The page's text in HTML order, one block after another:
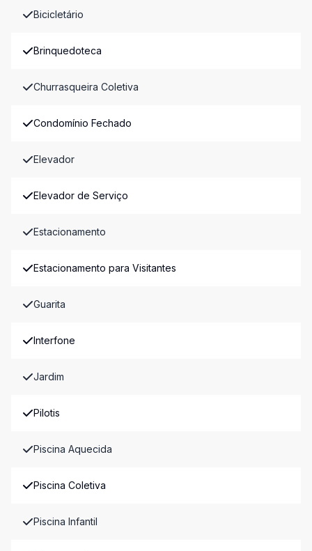
Bicicletário
Brinquedoteca
Churrasqueira Coletiva
Condomínio Fechado
Elevador
Elevador de Serviço
Estacionamento
Estacionamento para Visitantes
Guarita
Interfone
Jardim
Pilotis
Piscina Aquecida
Piscina Coletiva
Piscina Infantil